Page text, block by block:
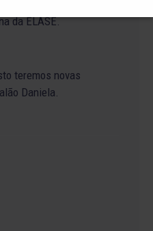
da ELASE.
teremos novas
Daniela.